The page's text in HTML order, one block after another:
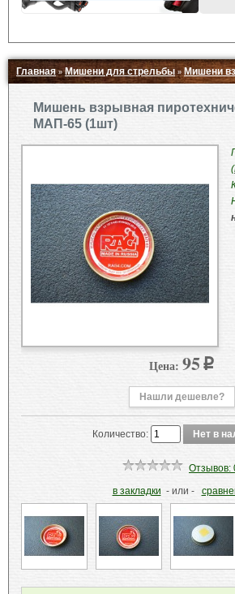
Главная»Мишени для стрельбы » Мишени
Мишень взрывная
МАП-65 (1шт)
Цена: 95 p
Нашли дешевле?
Количество:
Отзывов:
в закладки - или -